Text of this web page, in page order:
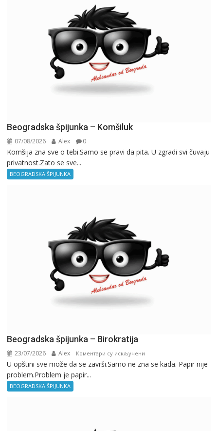
Beogradska špijunka – Komšiluk
07/08/2026 Alex 0
Komšija zna sve o tebi.Samo se pravi da pita. U zgradi svi čuvaju
privatnost.Zato se sve...
BEOGRADSKA ŠPIJUNKA
Beogradska špijunka – Birokratija
23/07/2026 Alex Коментари су искључени
Beogradska
U opštini sve može da se završi.Samo ne zna se kada. Papir nije
problem.Problem je papir...
BEOGRADSKA ŠPIJUNKA